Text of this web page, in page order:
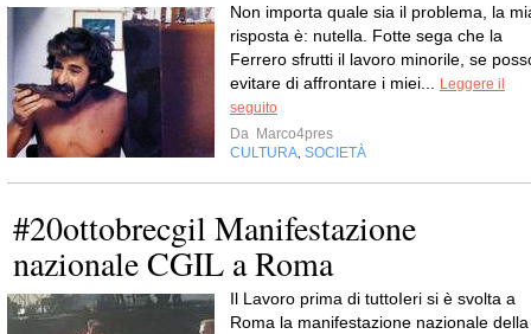
Non importa quale sia il problema, la
risposta è: nutella. Fotte sega che la
Ferrero sfrutti il lavoro minorile, se
evitare di affrontare i miei...
Leggere il
seguito
Da Marco4pres
CULTURA SOCIETÀ
#20ottobrecgil Manifestazione
nazionale CGIL a Roma
Il Lavoro prima di tuttoIeri si è svolta a
Roma la manifestazione nazionale della